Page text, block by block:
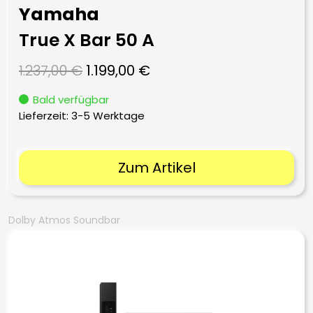
Yamaha
True X Bar 50 A
1.237,00€ Ursprünglicher
war:
1.199,00 €Aktueller
Bald verfügbar
Lieferzeit: 3-5 Werktage
Zum Artikel
Dolby Atmos Soundbar